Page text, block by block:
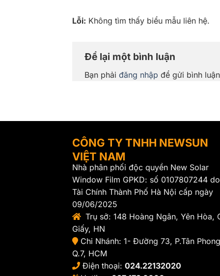
Lỗi: Không tìm thấy biểu mẫu liên hệ.
Để lại một bình luận
Bạn phải đăng nhập để gửi bình
CÔNG TY TNHH NEWSUN
VIỆT NAM
Nhà phân phối độc quyền New Solar
Window Film GPKD: số 0107807244
Tài Chính Thành Phố Hà Nội cấp ngày
09/06/2025
Trụ sở: 148 Hoàng Ngân, Yên Hòa,
Giấy, HN
Chi Nhánh: 1- Đường 73, P.Tân
Q.7, HCM
Điện thoại: 024.22132020